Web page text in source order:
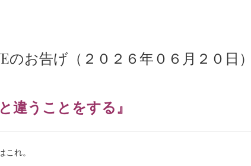
のお告げ（２０２６年０６月２０日）
っと違うことをする』
これ。